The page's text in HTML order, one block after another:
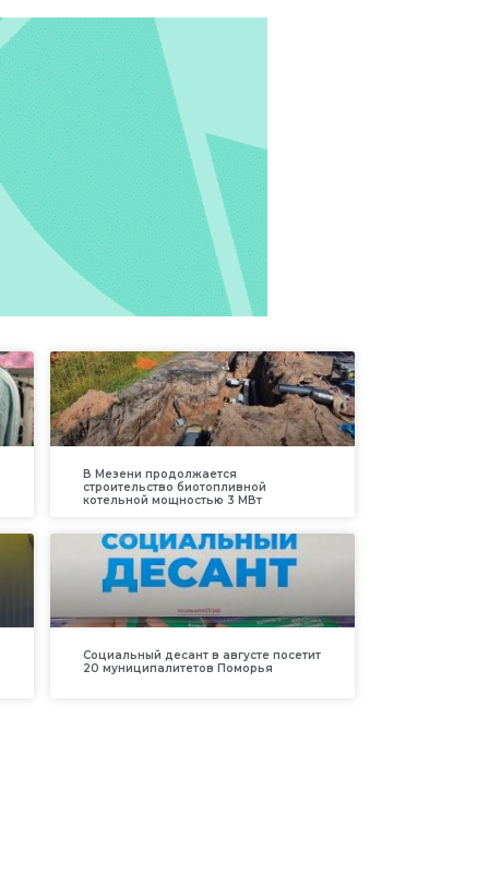
В Мезени продолжается
строительство биотопливной
котельной мощностью 3 МВт
Социальный десант в августе посетит
20 муниципалитетов Поморья